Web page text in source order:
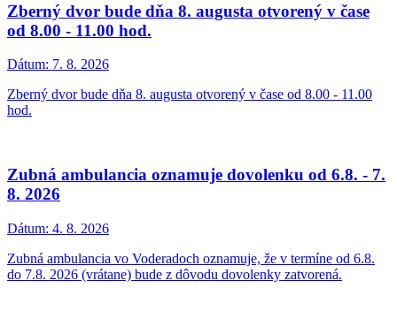
Zberný dvor bude dňa 8. augusta otvorený v čase
od 8.00 - 11.00 hod.
Dátum: 7. 8. 2026
Zberný dvor bude dňa 8. augusta otvorený v čase od 8.00 - 11.00
hod.
Zubná ambulancia oznamuje dovolenku od 6.8. - 7.
8. 2026
Dátum: 4. 8. 2026
Zubná ambulancia vo Voderadoch oznamuje, že v termíne od 6.8.
do 7.8. 2026 (vrátane) bude z dôvodu dovolenky zatvorená.